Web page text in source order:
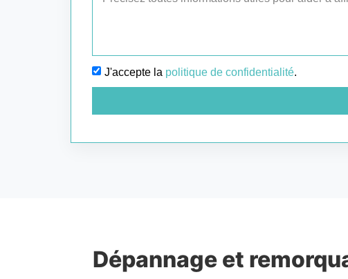
J'accepte la politique de confidentialité.
Dépannage et